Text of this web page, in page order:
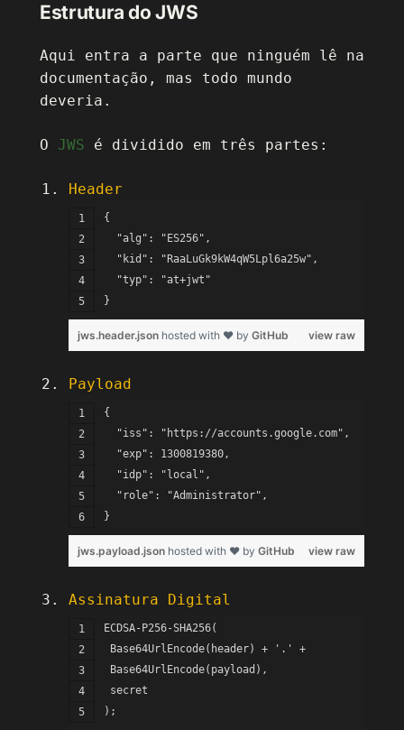
Estrutura do JWS
Aqui entra a parte que ninguém lê na
documentação, mas todo mundo
deveria.
O JWS é dividido em três partes:
Header
{
  "alg": "ES256",
  "kid": "RaaLuGk9kW4qW5Lpl6a25w",
  "typ": "at+jwt"
}
view raw
jws.header.json hosted with ❤ by GitHub
Payload
{
  "iss": "https://accounts.google.com",
  "exp": 1300819380,
  "idp": "local",
  "role": "Administrator",
}
view raw
jws.payload.json hosted with ❤ by GitHub
Assinatura Digital
ECDSA-P256-SHA256(
Base64UrlEncode(header) + '.' +
Base64UrlEncode(payload),
secret
);